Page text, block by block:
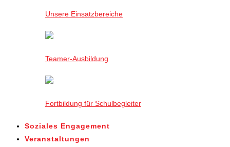
Unsere Einsatzbereiche
Teamer-Ausbildung
Fortbildung für Schulbegleiter
Soziales Engagement
Veranstaltungen